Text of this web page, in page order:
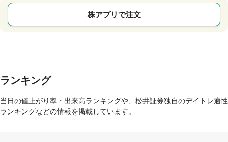
株アプリで注文
ランキング
当日の値上がり率・出来高ランキングや、松井証券独自のデイトレ適性
ランキングなどの情報を掲載しています。